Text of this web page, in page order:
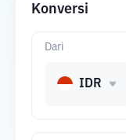
Konversi
Dari
IDR